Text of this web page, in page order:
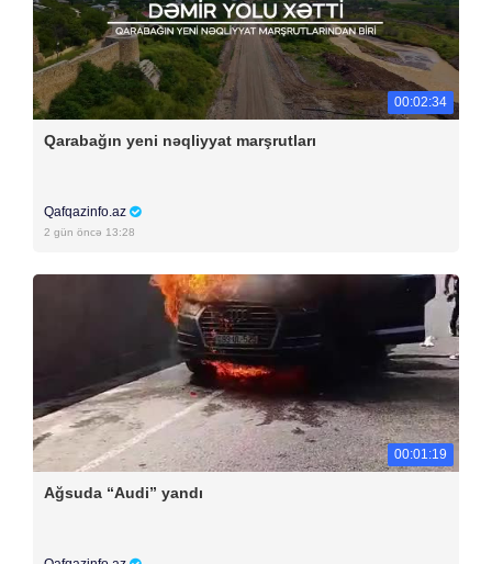
00:02:34
Qarabağın yeni nəqliyyat marşrutları
Qafqazinfo.az
2 gün öncə 13:28
00:01:19
Ağsuda “Audi” yandı